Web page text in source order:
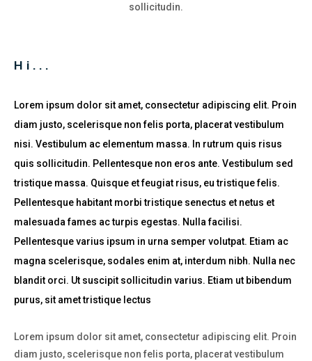
sollicitudin.
Hi...
Lorem ipsum dolor sit amet, consectetur adipiscing elit. Proin
diam justo, scelerisque non felis porta, placerat vestibulum
nisi. Vestibulum ac elementum massa. In rutrum quis risus
quis sollicitudin. Pellentesque non eros ante. Vestibulum sed
tristique massa. Quisque et feugiat risus, eu tristique felis.
Pellentesque habitant morbi tristique senectus et netus et
malesuada fames ac turpis egestas. Nulla facilisi.
Pellentesque varius ipsum in urna semper volutpat. Etiam ac
magna scelerisque, sodales enim at, interdum nibh. Nulla nec
blandit orci. Ut suscipit sollicitudin varius. Etiam ut bibendum
purus, sit amet tristique lectus
Lorem ipsum dolor sit amet, consectetur adipiscing elit. Proin
diam justo, scelerisque non felis porta, placerat vestibulum